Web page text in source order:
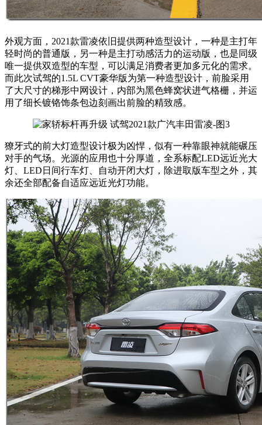
外观方面，2021款雷凌依旧提供两种造型设计，一种是主打年
轻时尚的普通版，另一种是主打动感活力的运动版，也是同级
唯一提供双造型的车型，可以满足消费者更加多元化的需求。
而此次试驾的1.5L CVT豪华版为第一种造型设计，前脸采用
了大尺寸的梯形中网设计，内部为黑色蜂窝状进气格栅，并运
用了细长镀铬饰条包边刻画出前脸的精致感。
獠牙式的前大灯造型设计极为凶悍，似有一种靠眼神就能碾压
对手的气场。光源的应用也十分厚道，全系标配LED远近光大
灯、LED日间行车灯、自动开闭大灯，除进取版车型之外，其
余还全部配备自适应远近光灯功能。